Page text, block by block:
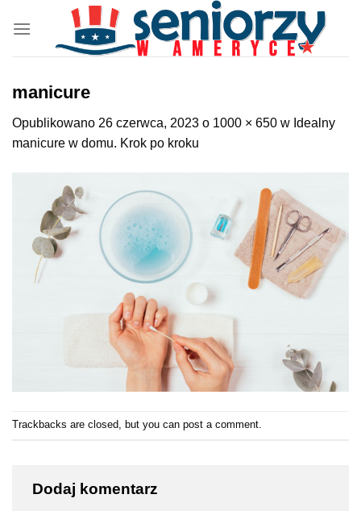
zawartości
manicure
Opublikowano 26 czerwca, 2023 o 1000 × 650 w Idealny
manicure w domu. Krok po kroku
Trackbacks are closed, but you can post a comment.
Dodaj komentarz